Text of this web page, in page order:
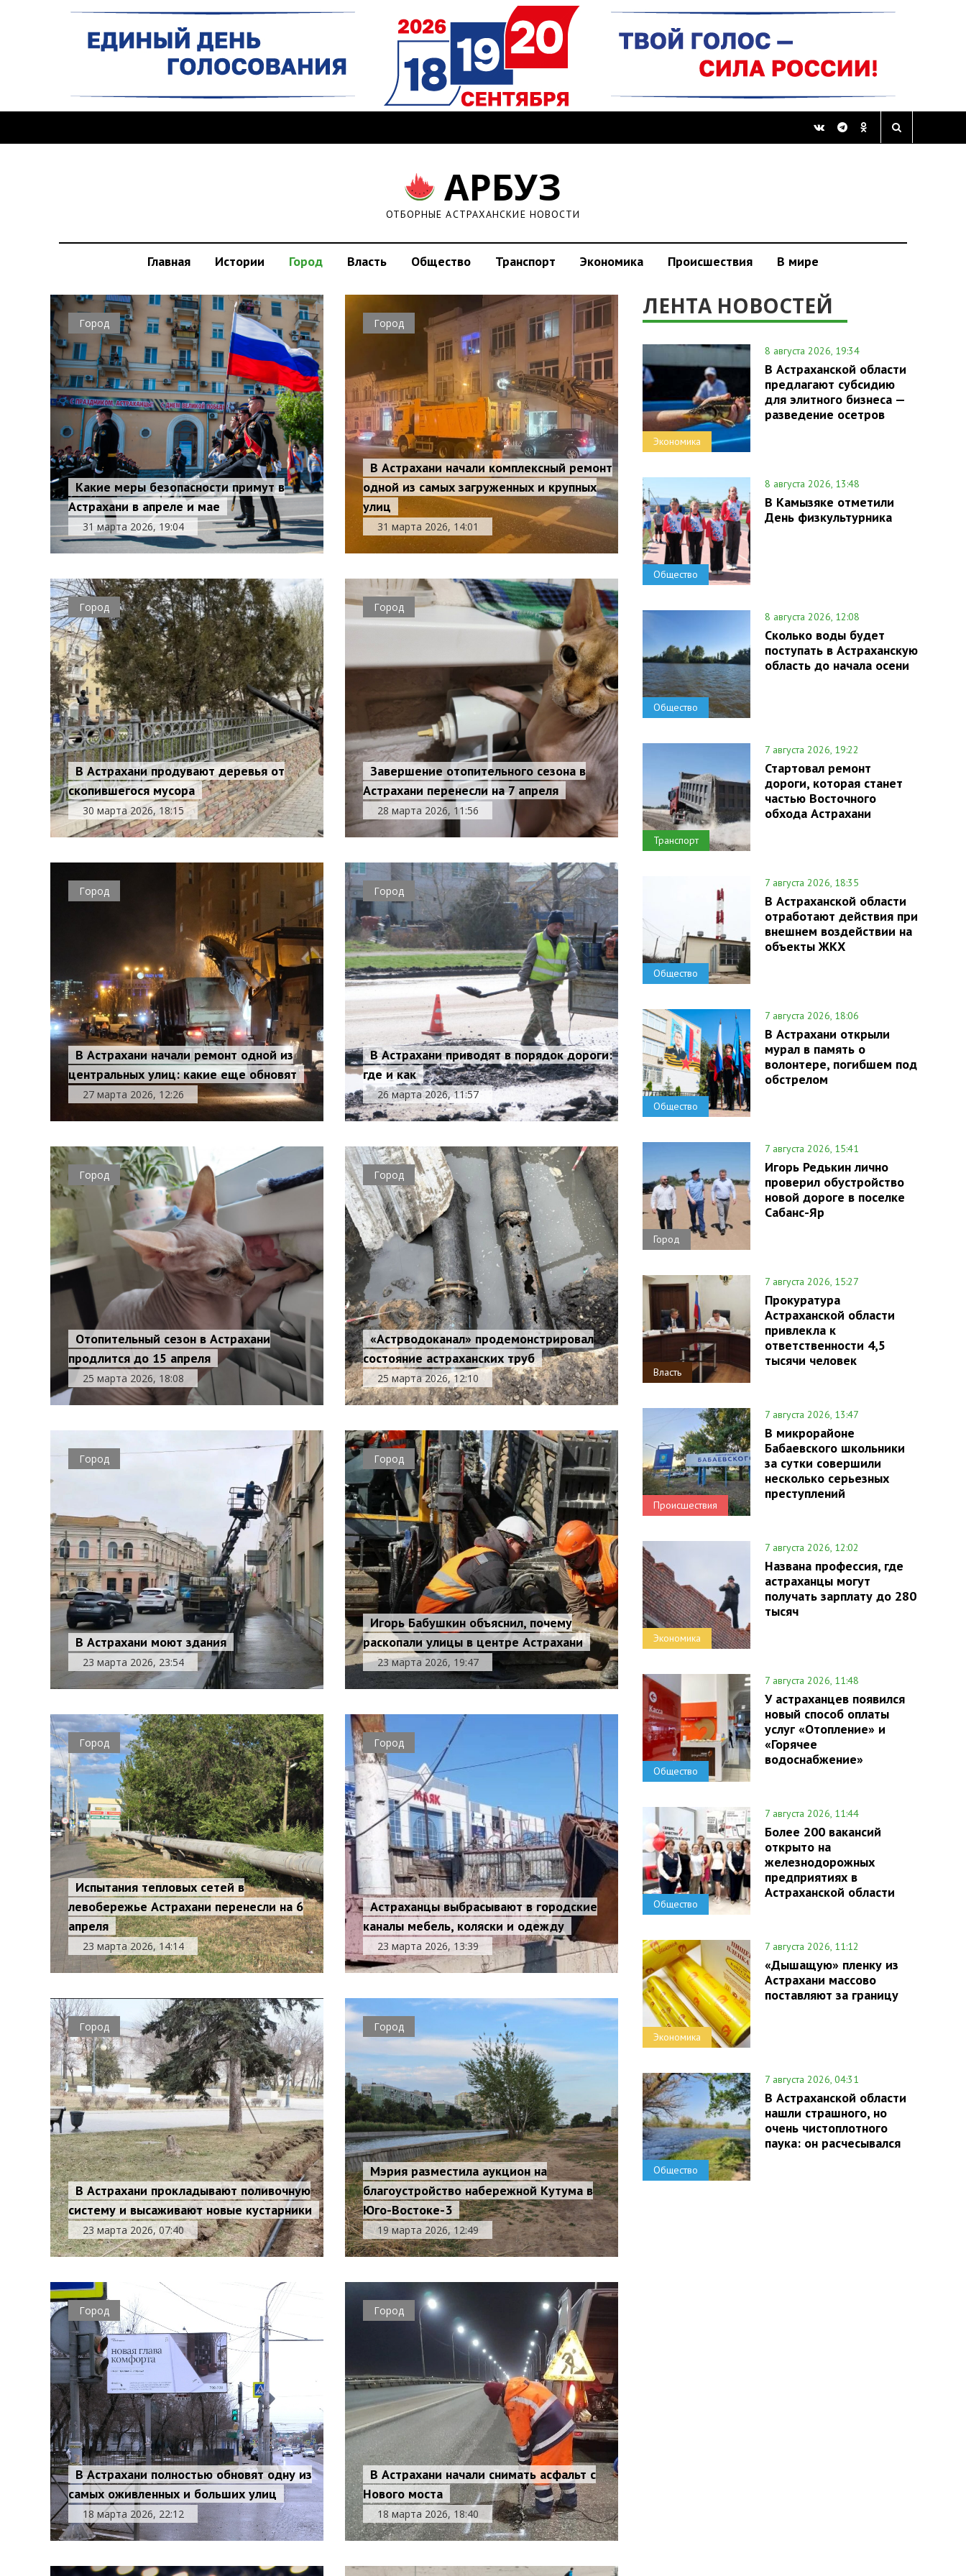
АРБУЗ
ОТБОРНЫЕ АСТРАХАНСКИЕ НОВОСТИ
Главная Истории Город Власть Общество Транспорт Экономика Происшествия В мире
Город
Какие меры безопасности примут в
Астрахани в апреле и мае
31 марта 2026, 19:04
Город
В Астрахани начали комплексный ремонт
одной из самых загруженных и крупных
улиц
31 марта 2026, 14:01
Город
В Астрахани продувают деревья от
скопившегося мусора
30 марта 2026, 18:15
Город
Завершение отопительного сезона в
Астрахани перенесли на 7 апреля
28 марта 2026, 11:56
Город
В Астрахани начали ремонт одной из
центральных улиц: какие еще обновят
27 марта 2026, 12:26
Город
В Астрахани приводят в порядок дороги:
где и как
26 марта 2026, 11:57
Город
Отопительный сезон в Астрахани
продлится до 15 апреля
25 марта 2026, 18:08
Город
«Астрводоканал» продемонстрировал
состояние астраханских труб
25 марта 2026, 12:10
Город
В Астрахани моют здания
23 марта 2026, 23:54
Город
Игорь Бабушкин объяснил, почему
раскопали улицы в центре Астрахани
23 марта 2026, 19:47
Город
Испытания тепловых сетей в
левобережье Астрахани перенесли на 6
апреля
23 марта 2026, 14:14
Город
Астраханцы выбрасывают в городские
каналы мебель, коляски и одежду
23 марта 2026, 13:39
Город
В Астрахани прокладывают поливочную
систему и высаживают новые кустарники
23 марта 2026, 07:40
Город
Мэрия разместила аукцион на
благоустройство набережной Кутума в
Юго-Востоке-3
19 марта 2026, 12:49
Город
В Астрахани полностью обновят одну из
самых оживленных и больших улиц
18 марта 2026, 22:12
Город
В Астрахани начали снимать асфальт с
Нового моста
18 марта 2026, 18:40
ЛЕНТА НОВОСТЕЙ
Экономика
8 августа 2026, 19:34
В Астраханской области
предлагают субсидию
для элитного бизнеса —
разведение осетров
Общество
8 августа 2026, 13:48
В Камызяке отметили
День физкультурника
Общество
8 августа 2026, 12:08
Сколько воды будет
поступать в Астраханскую
область до начала осени
Транспорт
7 августа 2026, 19:22
Стартовал ремонт
дороги, которая станет
частью Восточного
обхода Астрахани
Общество
7 августа 2026, 18:35
В Астраханской области
отработают действия при
внешнем воздействии на
объекты ЖКХ
Общество
7 августа 2026, 18:06
В Астрахани открыли
мурал в память о
волонтере, погибшем под
обстрелом
Город
7 августа 2026, 15:41
Игорь Редькин лично
проверил обустройство
новой дороге в поселке
Сабанс-Яр
Власть
7 августа 2026, 15:27
Прокуратура
Астраханской области
привлекла к
ответственности 4,5
тысячи человек
Происшествия
7 августа 2026, 13:47
В микрорайоне
Бабаевского школьники
за сутки совершили
несколько серьезных
преступлений
Экономика
7 августа 2026, 12:02
Названа профессия, где
астраханцы могут
получать зарплату до 280
тысяч
Общество
7 августа 2026, 11:48
У астраханцев появился
новый способ оплаты
услуг «Отопление» и
«Горячее
водоснабжение»
Общество
7 августа 2026, 11:44
Более 200 вакансий
открыто на
железнодорожных
предприятиях в
Астраханской области
Экономика
7 августа 2026, 11:12
«Дышащую» пленку из
Астрахани массово
поставляют за границу
Общество
7 августа 2026, 04:31
В Астраханской области
нашли страшного, но
очень чистоплотного
паука: он расчесывался